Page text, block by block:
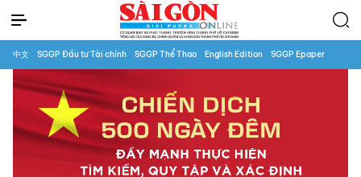
中文 SGGP Đầu tư Tài chính SGGP Thể Thao English Edition SGGP Epaper